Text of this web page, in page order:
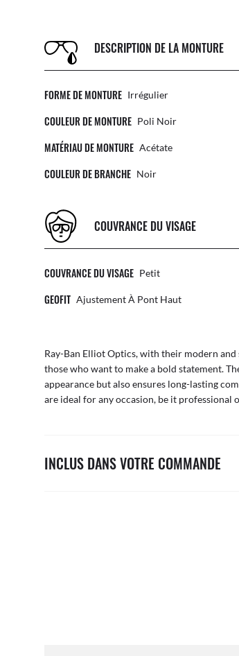
DESCRIPTION DE LA MONTURE
FORME DE MONTURE Irrégulier
COULEUR DE MONTURE Poli Noir
MATÉRIAU DE MONTURE Acétate
COULEUR DE BRANCHE Noir
COUVRANCE DU VISAGE
COUVRANCE DU VISAGE Petit
GEOFIT Ajustement À Pont Haut
Ray-Ban Elliot Optics, with their modern
those who want to make a bold statement.
appearance but also ensures long-lasting
are ideal for any occasion, be it
INCLUS DANS VOTRE COMMANDE